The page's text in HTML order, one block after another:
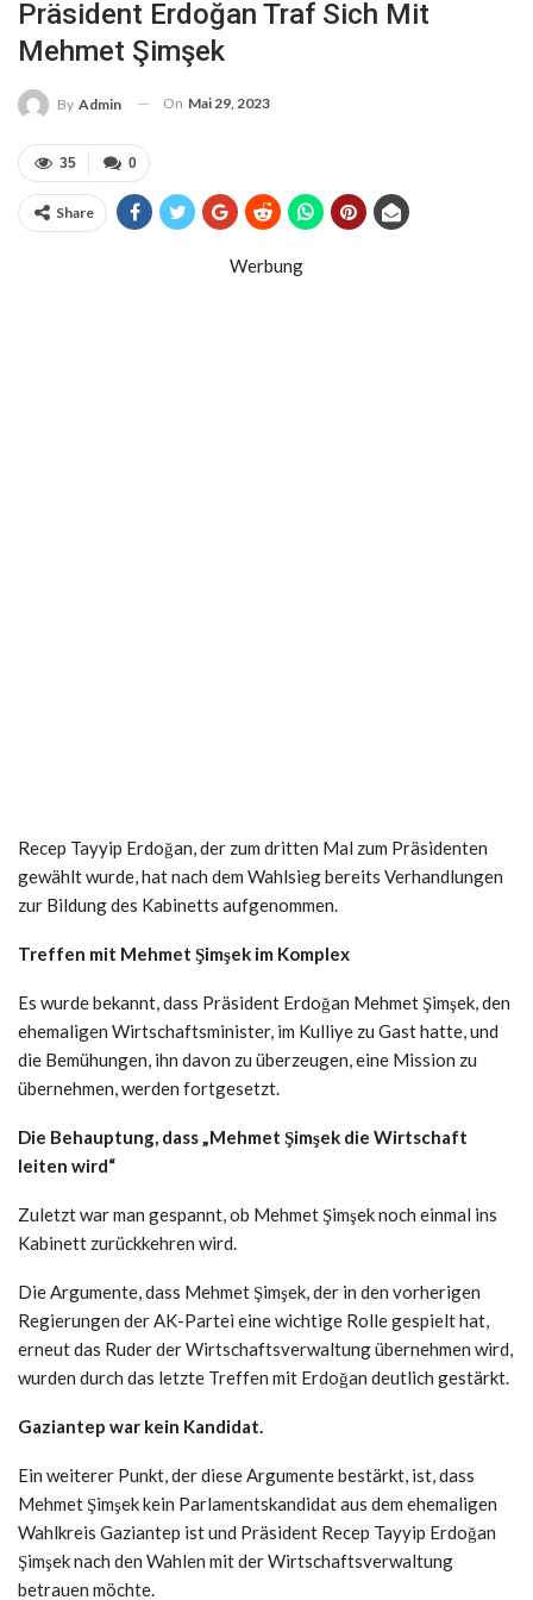
Präsident Erdoğan Traf Sich Mit
Mehmet Şimşek
By Admin On Mai 29, 2023
0
35
Share
Werbung
Recep Tayyip Erdoğan, der zum dritten Mal zum Präsidenten
gewählt wurde, hat nach dem Wahlsieg bereits Verhandlungen
zur Bildung des Kabinetts aufgenommen.
Treffen mit Mehmet Şimşek im Komplex
Es wurde bekannt, dass Präsident Erdoğan Mehmet Şimşek, den
ehemaligen Wirtschaftsminister, im Kulliye zu Gast hatte, und
die Bemühungen, ihn davon zu überzeugen, eine Mission zu
übernehmen, werden fortgesetzt.
Die Behauptung, dass „Mehmet Şimşek die Wirtschaft
leiten wird“
Zuletzt war man gespannt, ob Mehmet Şimşek noch einmal ins
Kabinett zurückkehren wird.
Die Argumente, dass Mehmet Şimşek, der in den vorherigen
Regierungen der AK-Partei eine wichtige Rolle gespielt hat,
erneut das Ruder der Wirtschaftsverwaltung übernehmen wird,
wurden durch das letzte Treffen mit Erdoğan deutlich gestärkt.
Gaziantep war kein Kandidat.
Ein weiterer Punkt, der diese Argumente bestärkt, ist, dass
Mehmet Şimşek kein Parlamentskandidat aus dem ehemaligen
Wahlkreis Gaziantep ist und Präsident Recep Tayyip Erdoğan
Şimşek nach den Wahlen mit der Wirtschaftsverwaltung
betrauen möchte.